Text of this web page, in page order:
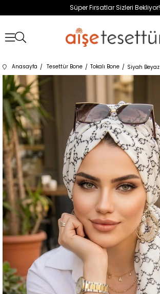
Süper Fırsatlar Sizleri Bekliyor!
Anasayfa Tesettür Bone Tokalı Bone